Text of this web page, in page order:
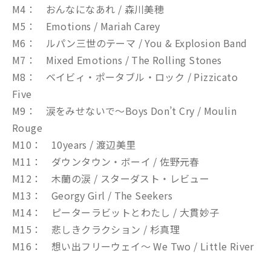
M4： おんなになあれ / 森川美穂
M5： Emotions / Mariah Carey
M6： ルパン三世のテーマ / You & Explosion Band
M7： Mixed Emotions / The Rolling Stones
M8： ベイビィ・ポータブル・ロック / Pizzicato
Five
M9： 涙をみせないで〜Boys Don’t Cry / Moulin
Rouge
M10： 10years / 渡辺美里
M11： ダウンタウン・ボーイ / 佐野元春
M12： 木蘭の涙 / スターダスト・レビュー
M13： Georgy Girl / The Seekers
M14： ピーターラビットとわたし / 大貫妙子
M15： 悲しきクラクション / 杉真理
M16： 想い出フリーウェイ〜 We Two / Little River